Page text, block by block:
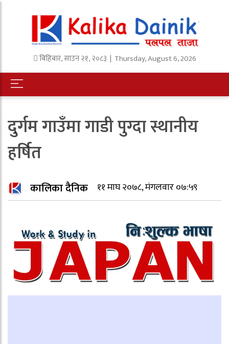
बिहिबार,साउन२१,२०८३ | Thursday, August 6, 2026
दुर्गम गाउँमा गाडी पुग्दा स्थानीय
हर्षित
कालिका दैनिक ११ माघ २०७८, मंगलवार ०७:५९